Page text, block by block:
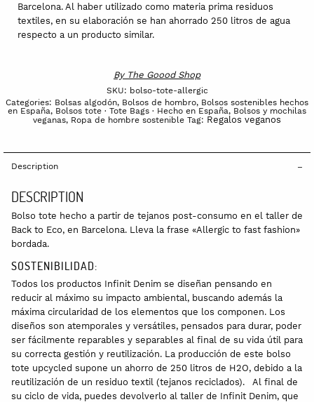
Barcelona. Al haber utilizado como materia prima residuos
textiles, en su elaboración se han ahorrado 250 litros de agua
respecto a un producto similar.
By The Goood Shop
SKU: bolso-tote-allergic
Categories: Bolsas algodón, Bolsos de hombro, Bolsos sostenibles hechos
en España, Bolsos tote · Tote Bags · Hecho en España, Bolsos y mochilas
veganas, Ropa de hombre sostenible Tag: Regalos veganos
Description
DESCRIPTION
Bolso tote hecho a partir de tejanos post-consumo en el taller de
Back to Eco, en Barcelona. Lleva la frase «Allergic to fast fashion»
bordada.
SOSTENIBILIDAD:
Todos los productos Infinit Denim se diseñan pensando en
reducir al máximo su impacto ambiental, buscando además la
máxima circularidad de los elementos que los componen. Los
diseños son atemporales y versátiles, pensados para durar, poder
ser fácilmente reparables y separables al final de su vida útil para
su correcta gestión y reutilización. La producción de este bolso
tote upcycled supone un ahorro de 250 litros de H2O, debido a la
reutilización de un residuo textil (tejanos reciclados). Al final de
su ciclo de vida, puedes devolverlo al taller de Infinit Denim, que